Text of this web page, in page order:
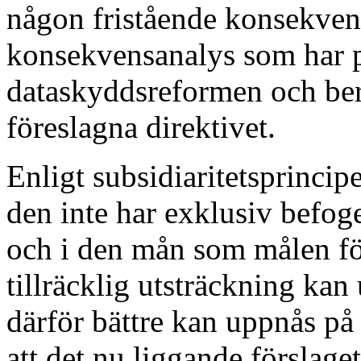
någon fristående
konsekvensanalys som har
dataskyddsreformen och
föreslagna direktivet.
Enligt
den inte har exklusiv
och i den mån som målen
tillräcklig utsträckning kan
därför bättre kan uppnås